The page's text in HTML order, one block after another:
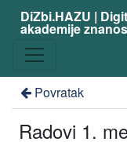
DiZbi.HAZU |
akademije
Povratak
Radovi 1.